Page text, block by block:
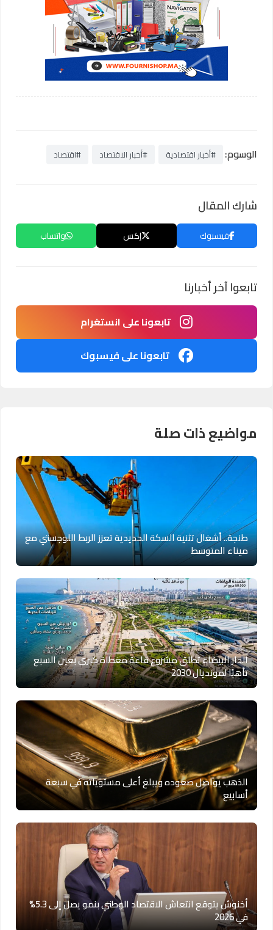
الوسوم: #أخبار اقتصادية #أخبار الاقتصاد #اقتصاد
شارك المقال
فيسبوك إكس واتساب
تابعوا آخر أخبارنا
تابعونا على انستغرام
تابعونا على فيسبوك
مواضيع ذات صلة
طنجة.. أشغال تثنية السكة الحديدية تعزز الربط اللوجستي مع
ميناء المتوسط
الدار البيضاء تطلق مشروع قاعة مغطاة كبرى بعين السبع
تأهبًا لمونديال 2030
الذهب يواصل صعوده ويبلغ أعلى مستوياته في سبعة
أسابيع
أخنوش يتوقع انتعاش الاقتصاد الوطني بنمو يصل إلى 5.3%
في 2026